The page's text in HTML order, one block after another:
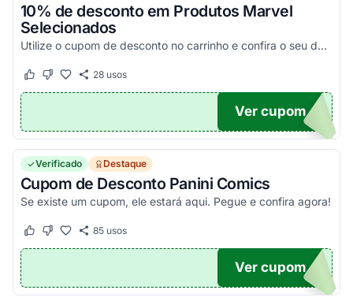
10% de desconto em Produtos Marvel
Selecionados
Utilize o cupom de desconto no carrinho e confira o seu desconto.
Este cupom funcionou
Este cupom não funcionou
28usos
UPOM
Ver cupom
Verificado Destaque
Cupom de Desconto Panini Comics
Se existe um cupom, ele estará aqui. Pegue e confira agora!
Este cupom funcionou
Este cupom não funcionou
85usos
TICO
Ver cupom